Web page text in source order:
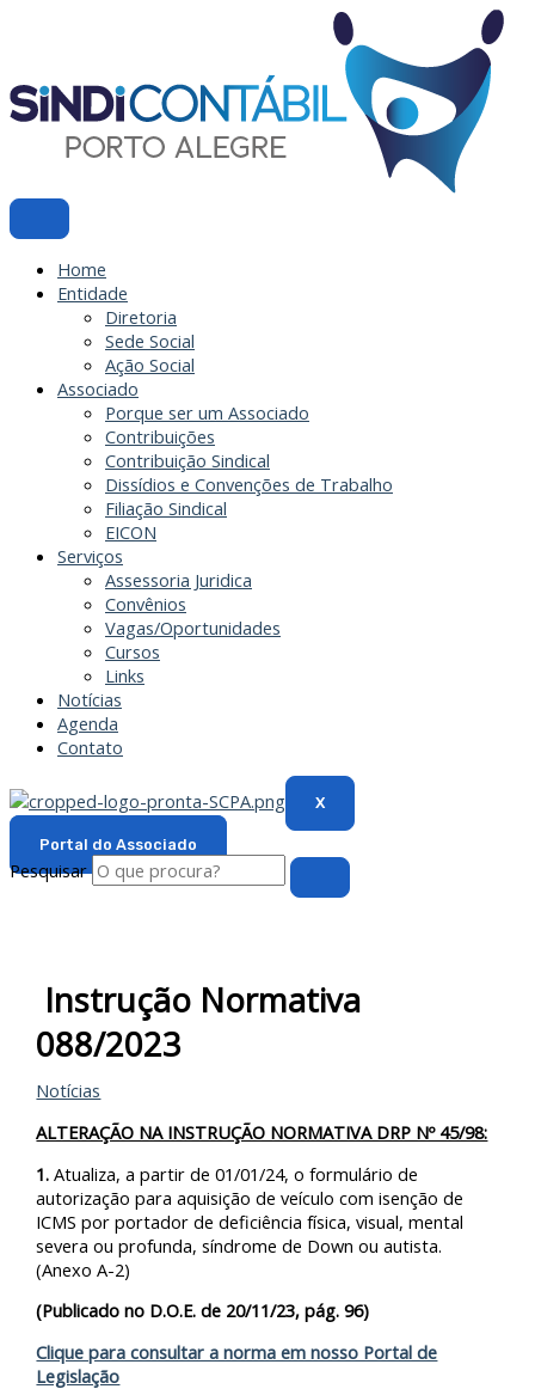
conteúdo
Home
Entidade
Diretoria
Sede Social
Ação Social
Associado
Porque ser um Associado
Contribuições
Contribuição Sindical
Dissídios e Convenções de Trabalho
Filiação Sindical
EICON
Serviços
Assessoria Juridica
Convênios
Vagas/Oportunidades
Cursos
Links
Notícias
Agenda
Contato
X
Portal do Associado
Pesquisar
Instrução Normativa
088/2023
Notícias
ALTERAÇÃO NA INSTRUÇÃO NORMATIVA DRP Nº 45/98:
1.Atualiza, a partir de 01/01/24, o formulário de
autorização para aquisição de veículo com isenção de
ICMS por portador de deficiência física, visual, mental
severa ou profunda, síndrome de Down ou autista.
(Anexo A-2)
(Publicado no D.O.E. de 20/11/23, pág. 96)
Clique para consultar a norma em nosso Portal de
Legislação